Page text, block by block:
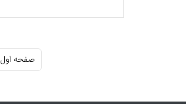
صفحه اول